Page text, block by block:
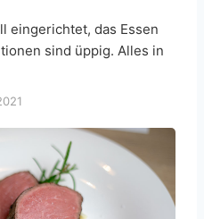
eingerichtet, das Essen
sind üppig. Alles in